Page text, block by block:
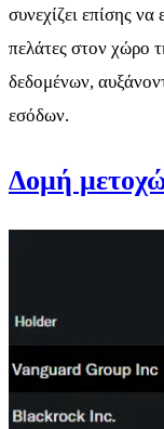
συνεχίζει επίσης να
πελάτες στον χώρο
δεδομένων,
εσόδων.
Δομή